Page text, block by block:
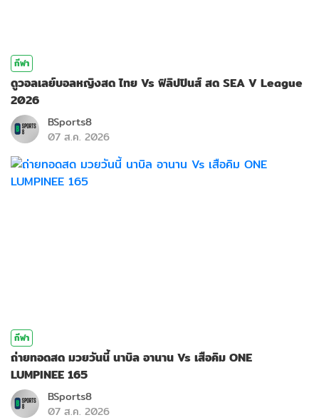
กีฬา
ดูวอลเลย์บอลหญิงสด ไทย Vs ฟิลิปปินส์ สด SEA V League
2026
BSports8
07 ส.ค. 2026
กีฬา
ถ่ายทอดสด มวยวันนี้ นาบิล อานาน Vs เสือคิม ONE
LUMPINEE 165
BSports8
07 ส.ค. 2026